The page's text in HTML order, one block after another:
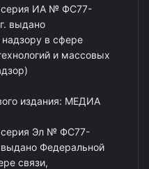
серия ИА № ФС77-
выдано
в сфере
и массовых
издания: МЕДИА
серия Эл № ФС77-
Федеральной
связи,